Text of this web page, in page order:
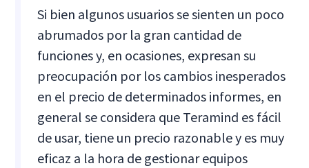
Si bien algunos usuarios se sienten un poco
abrumados por la gran cantidad de
funciones y, en ocasiones, expresan su
preocupación por los cambios inesperados
en el precio de determinados informes, en
general se considera que Teramind es fácil
de usar, tiene un precio razonable y es muy
eficaz a la hora de gestionar equipos